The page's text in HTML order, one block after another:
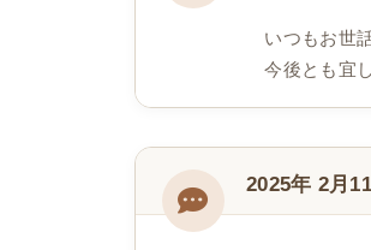
いつもお世
今後とも宜
2025年 2月